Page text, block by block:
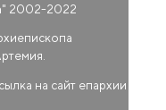
" 2002-2022
на сайт епархии